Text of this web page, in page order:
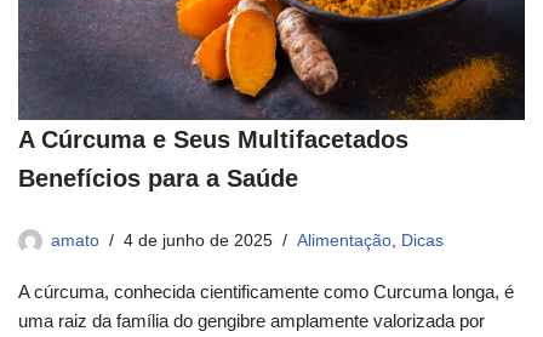
A Cúrcuma e Seus Multifacetados
Benefícios para a Saúde
amato 4 de junho de 2025 Alimentação Dicas
A cúrcuma, conhecida cientificamente como Curcuma longa, é
uma raiz da família do gengibre amplamente valorizada por